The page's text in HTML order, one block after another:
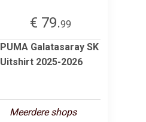
€ 79.99
PUMA Galatasaray SK
Uitshirt 2025-2026
Meerdere shops